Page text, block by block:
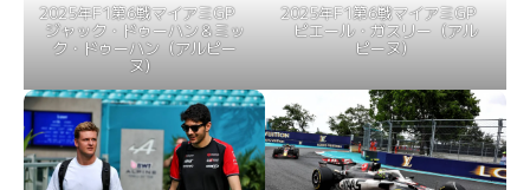
2025年F1第6戦マイアミGP
ジャック・ドゥーハン＆ミッ
ク・ドゥーハン（アルピー
ヌ）
2025年F1第6戦マイアミGP
ピエール・ガスリー（アル
ピーヌ）